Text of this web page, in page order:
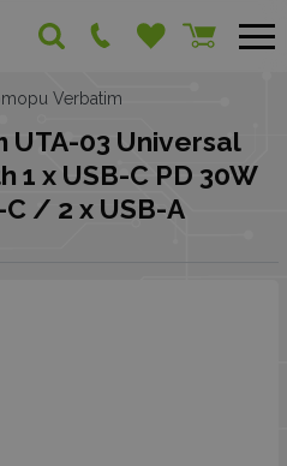
Verbatim
03 Universal
x USB-C PD 30W
C / 2 x USB-A